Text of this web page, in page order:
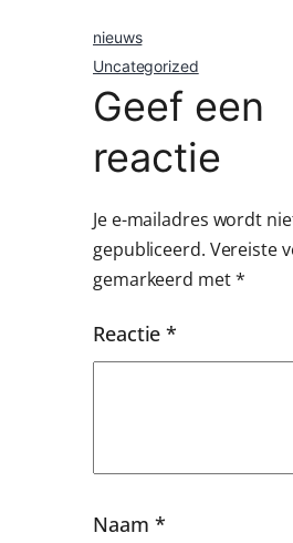
nieuws
Uncategorized
Geef een
reactie
Je e-mailadres wordt
gepubliceerd. Vereiste
gemarkeerd met*
Reactie*
Naam *